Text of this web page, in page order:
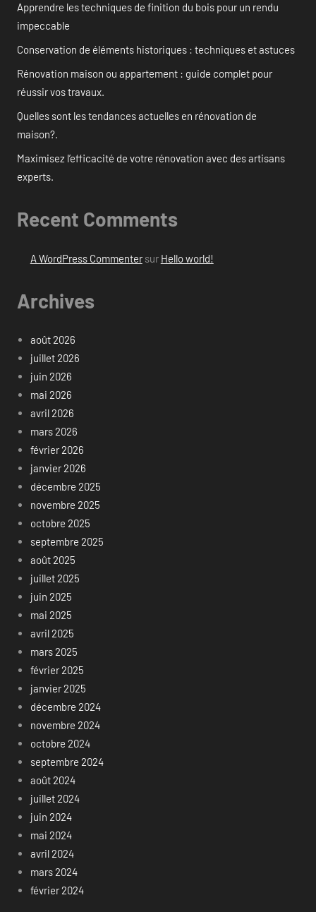
Apprendre les techniques de finition du bois pour un rendu
impeccable
Conservation de éléments historiques : techniques et astuces
Rénovation maison ou appartement : guide complet pour
réussir vos travaux.
Quelles sont les tendances actuelles en rénovation de
maison?.
Maximisez l’efficacité de votre rénovation avec des artisans
experts.
Recent Comments
A WordPress Commentersur Hello world!
Archives
août 2026
juillet 2026
juin 2026
mai 2026
avril 2026
mars 2026
février 2026
janvier 2026
décembre 2025
novembre 2025
octobre 2025
septembre 2025
août 2025
juillet 2025
juin 2025
mai 2025
avril 2025
mars 2025
février 2025
janvier 2025
décembre 2024
novembre 2024
octobre 2024
septembre 2024
août 2024
juillet 2024
juin 2024
mai 2024
avril 2024
mars 2024
février 2024